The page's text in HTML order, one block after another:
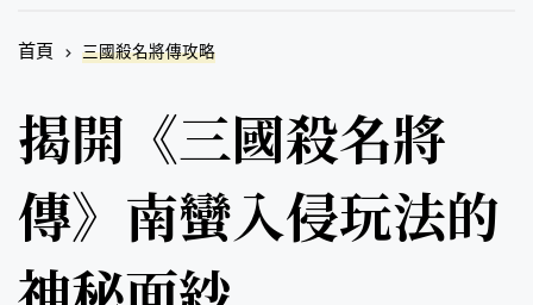
首頁 三國殺名將傳攻略
揭開《三國殺名將
傳》南蠻入侵玩法的